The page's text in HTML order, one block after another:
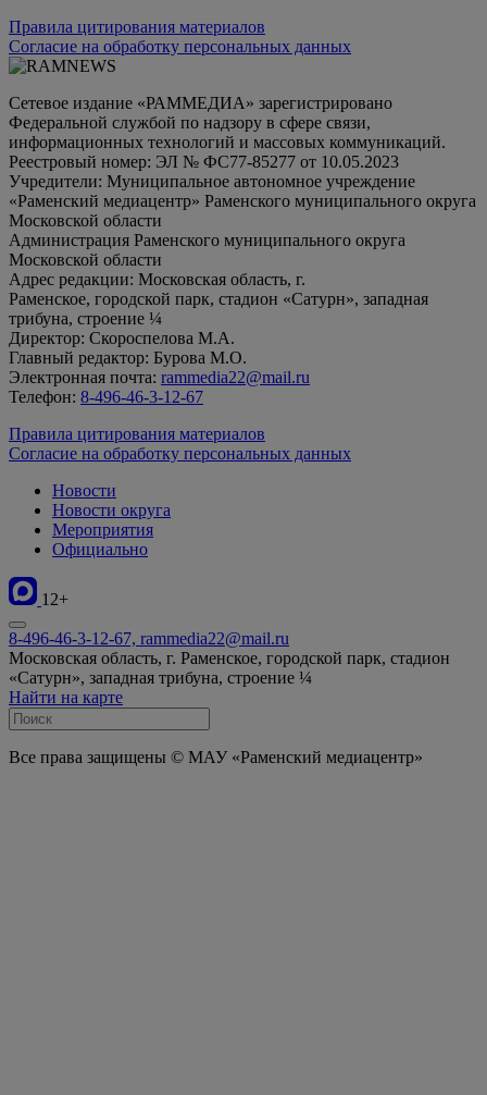
Правила цитирования материалов
Согласие на обработку персональных данных
Сетевое издание «РАММЕДИА» зарегистрировано
Федеральной службой по надзору в сфере связи,
информационных технологий и массовых коммуникаций.
Реестровый номер: ЭЛ № ФС77-85277 от 10.05.2023
Учредители: Муниципальное автономное учреждение
«Раменский медиацентр» Раменского муниципального округа
Московской области
Администрация Раменского муниципального округа
Московской области
Адрес редакции: Московская область, г.
Раменское, городской парк, стадион «Сатурн», западная
трибуна, строение ¼
Директор: Скороспелова М.А.
Главный редактор: Бурова М.О.
Электронная почта: rammedia22@mail.ru
Телефон: 8-496-46-3-12-67
Правила цитирования материалов
Согласие на обработку персональных данных
Новости
Новости округа
Мероприятия
Официально
12+
8-496-46-3-12-67, rammedia22@mail.ru
Московская область, г. Раменское, городской парк, стадион
«Сатурн», западная трибуна, строение ¼
Найти на карте
Все права защищены © МАУ «Раменский медиацентр»